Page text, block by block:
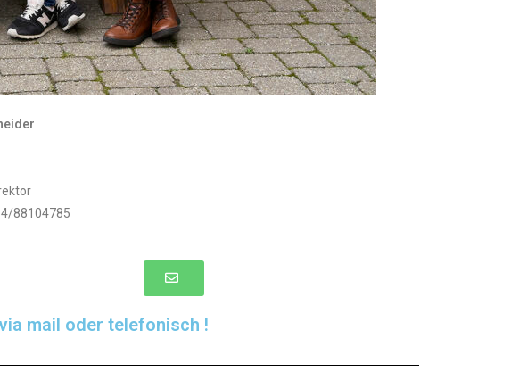
88104785
mail oder telefonisch !